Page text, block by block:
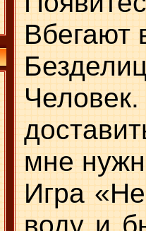
Вбегают
мне
Игра
воду и